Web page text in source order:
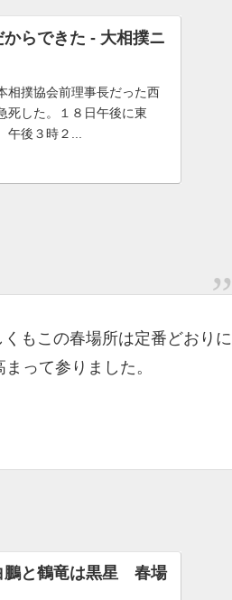
らできた - 大相撲ニ
相撲協会前理事長だった西
死した。１８日午後に東
後３時２...
もこの春場所は定番どおりに
って参りました。
鵬と鶴竜は黒星 春場